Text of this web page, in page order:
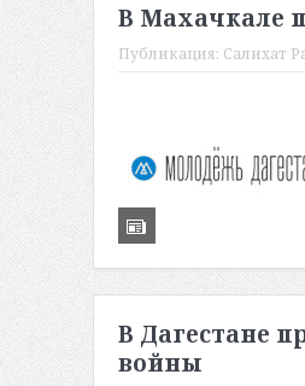
В Махачкале
Публикация: Салихат
В Дагестане
войны